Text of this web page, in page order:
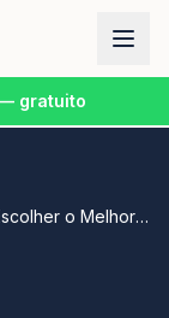
gratuito
o Melhor